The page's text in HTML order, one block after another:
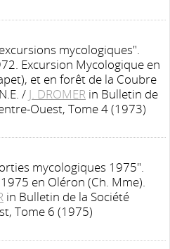
mycologiques".
Excursion Mycologique en
et en forêt de la Coubre
/ J. DROMER in Bulletin de
Ouest, Tome 4 (1973)
mycologiques 1975".
en Oléron (Ch. Mme).
in Bulletin de la Société
Tome 6 (1975)